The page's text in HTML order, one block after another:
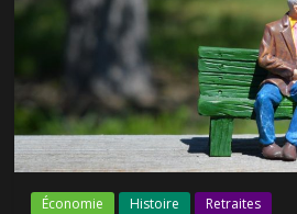
Économie Histoire Retraites